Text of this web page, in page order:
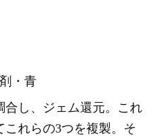
・青
合し、ジェム還元。これ
これらの3つを複製。そ